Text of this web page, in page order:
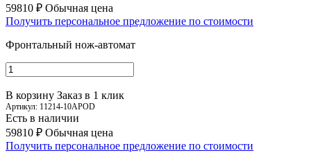
59810 ₽ Обычная цена
Получить персональное предложение по стоимости
Фронтальный нож-автомат
В корзину Заказ в 1 клик
Артикул: 11214-10APOD
Есть в наличии
59810 ₽ Обычная цена
Получить персональное предложение по стоимости